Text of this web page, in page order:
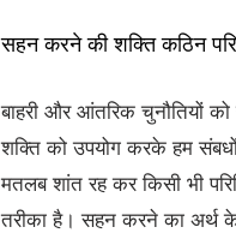
सहन करने की शक्ति कठिन
बाहरी और आंतरिक चुनौतियों
शक्ति को उपयोग करके हम
मतलब शांत रह कर किसी भी
तरीका है। सहन करने का अर्थ